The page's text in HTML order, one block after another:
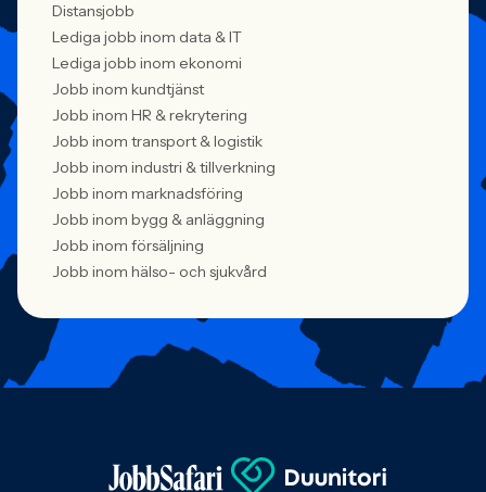
Distansjobb
Lediga jobb inom data & IT
Lediga jobb inom ekonomi
Jobb inom kundtjänst
Jobb inom HR & rekrytering
Jobb inom transport & logistik
Jobb inom industri & tillverkning
Jobb inom marknadsföring
Jobb inom bygg & anläggning
Jobb inom försäljning
Jobb inom hälso- och sjukvård